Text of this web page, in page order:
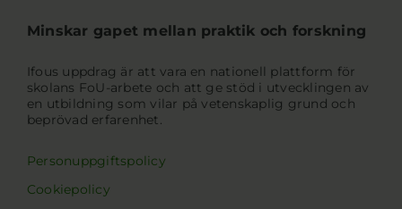
Minskar gapet mellan praktik och forskning
Ifous uppdrag är att vara en nationell plattform för
skolans FoU-arbete och att ge stöd i utvecklingen av
en utbildning som vilar på vetenskaplig grund och
beprövad erfarenhet.
Personuppgiftspolicy
Cookiepolicy